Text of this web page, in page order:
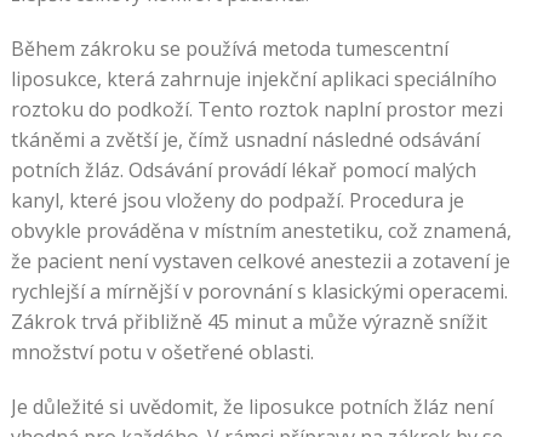
Během zákroku se používá metoda tumescentní
liposukce, která zahrnuje injekční aplikaci speciálního
roztoku do podkoží. Tento roztok naplní prostor mezi
tkáněmi a zvětší je, čímž usnadní následné odsávání
potních žláz. Odsávání provádí lékař pomocí malých
kanyl, které jsou vloženy do podpaží. Procedura je
obvykle prováděna v místním anestetiku, což znamená,
že pacient není vystaven celkové anestezii a zotavení je
rychlejší a mírnější v porovnání s klasickými operacemi.
Zákrok trvá přibližně 45 minut a může výrazně snížit
množství potu v ošetřené oblasti.
Je důležité si uvědomit, že liposukce potních žláz není